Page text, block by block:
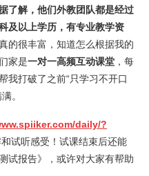
了解，他们外教团队都是经过
及以上学历，有专业教学资
的很丰富，知道怎么根据我的
家是一对一高频互动课堂 ，每
我打破了之前“只学习不开口
。
daily/?
试听感受！试课结束后还能
试报告》，或许对大家有帮助